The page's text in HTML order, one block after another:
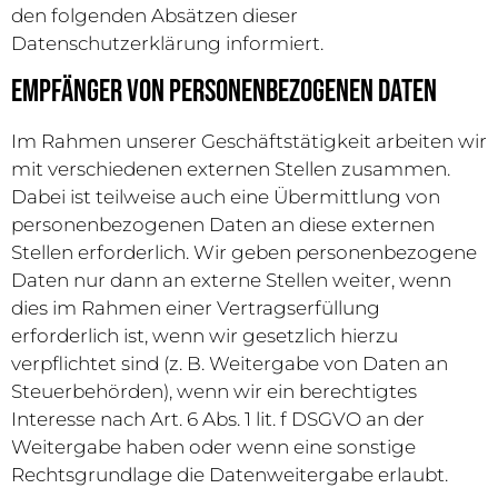
den folgenden Absätzen dieser
Datenschutzerklärung informiert.
Empfänger von personenbezogenen Daten
Im Rahmen unserer Geschäftstätigkeit arbeiten wir
mit verschiedenen externen Stellen zusammen.
Dabei ist teilweise auch eine Übermittlung von
personenbezogenen Daten an diese externen
Stellen erforderlich. Wir geben personenbezogene
Daten nur dann an externe Stellen weiter, wenn
dies im Rahmen einer Vertragserfüllung
erforderlich ist, wenn wir gesetzlich hierzu
verpflichtet sind (z. B. Weitergabe von Daten an
Steuerbehörden), wenn wir ein berechtigtes
Interesse nach Art. 6 Abs. 1 lit. f DSGVO an der
Weitergabe haben oder wenn eine sonstige
Rechtsgrundlage die Datenweitergabe erlaubt.